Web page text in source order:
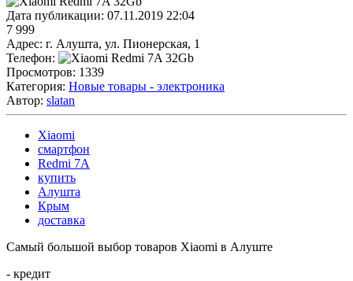
Дата публикации: 07.11.2019 22:04
7 999
Адрес: г. Алушта, ул. Пионерская, 1
Телефон:
Просмотров: 1339
Категория: Новые товары - электроника
Автор: slatan
Xiaomi
смартфон
Redmi 7A
купить
Алушта
Крым
доставка
Самый большой выбор товаров Xiaomi в Алуште
- кредит